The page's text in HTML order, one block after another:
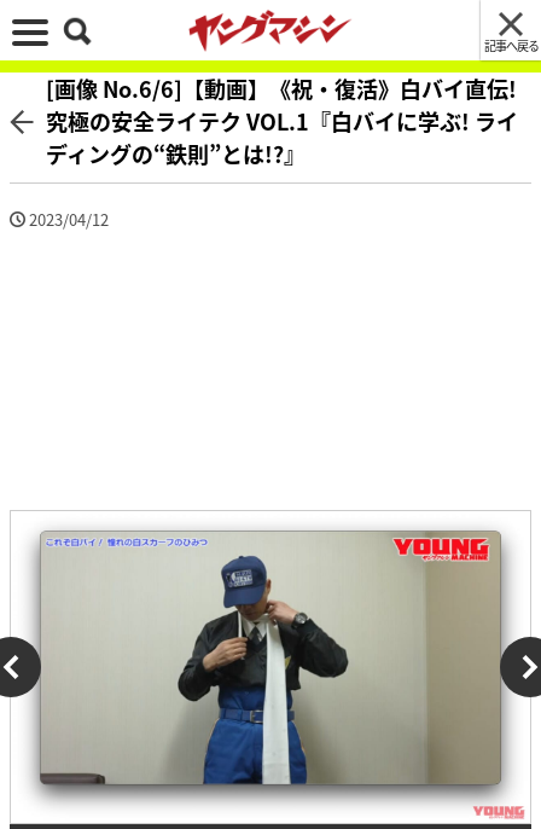
記事へ戻る
[画像 No.6/6]【動画】《祝・復活》白バイ直伝!
究極の安全ライテク VOL.1『白バイに学ぶ! ライ
ディングの“鉄則”とは!?』
2023/04/12